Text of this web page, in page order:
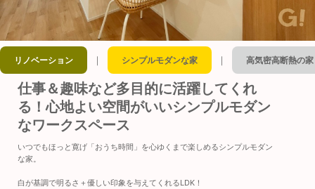
リノベーション ｜ シンプルモダンな家 ｜ 高気密高断熱の家
仕事＆趣味など多目的に活躍してくれ
る！心地よい空間がいいシンプルモダン
なワークスペース
いつでもほっと寛げ「おうち時間」を心ゆくまで楽しめるシンプルモダン
な家。
白が基調で明るさ＋優しい印象を与えてくれるLDK！